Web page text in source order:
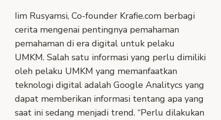
Iim Rusyamsi, Co-founder Krafie.com berbagi
cerita mengenai pentingnya pemahaman
pemahaman di era digital untuk pelaku
UMKM. Salah satu informasi yang perlu dimiliki
oleh pelaku UMKM yang memanfaatkan
teknologi digital adalah Google Analitycs yang
dapat memberikan informasi tentang apa yang
saat ini sedang menjadi trend. “Perlu dilakukan